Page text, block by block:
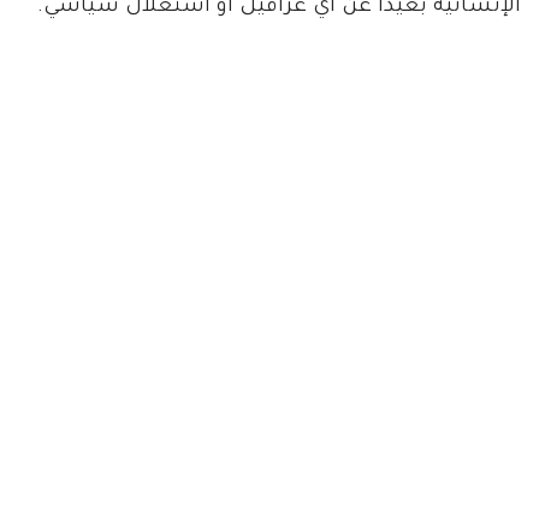
الإنسانية بعيداً عن أي عراقيل أو استغلال سياسي.